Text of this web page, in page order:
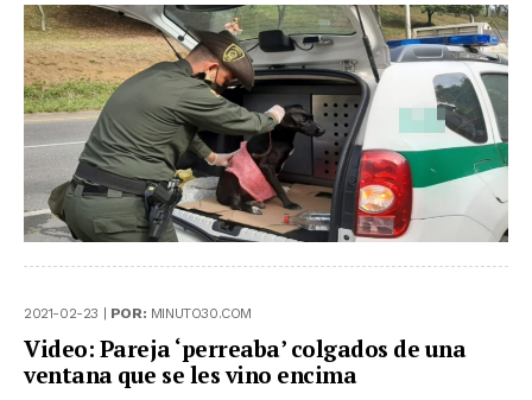
2021-02-23 | POR: MINUTO30.COM
Video: Pareja ‘perreaba’ colgados de una
ventana que se les vino encima